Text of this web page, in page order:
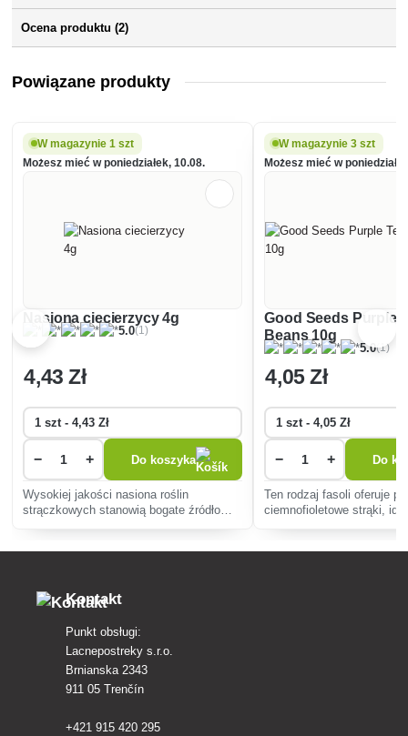
Ocena produktu (2)
Powiązane produkty
W magazynie 1 szt
Możesz mieć w poniedziałek, 10.08.
Nasiona ciecierzycy 4g
5.0(1)
4,43 Zł
− + Do koszyka
Wysokiej jakości nasiona roślin
strączkowych stanowią bogate źródło
W magazynie 3 szt
Możesz mieć w
Good Seeds Purple
Beans 10g
5.0(1)
4,05 Zł
− + Do
Ten rodzaj fasoli oferuje
ciemnofioletowe strąki,
Kontakt
Punkt obsługi:
Lacnepostreky s.r.o.
Brnianska 2343
911 05 Trenčín
+421 915 420 295